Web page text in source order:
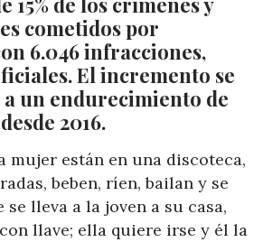
cometidos por
6.046 infracciones,
El incremento se
a un endurecimiento de
2016.
mujer están en una discoteca,
beben, ríen, bailan y se
se lleva a la joven a su casa,
llave; ella quiere irse y él la